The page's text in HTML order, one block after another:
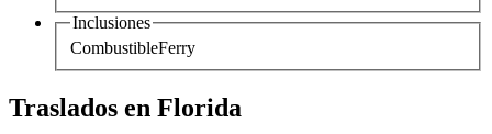
Inclusiones
CombustibleFerry
Traslados en Florida